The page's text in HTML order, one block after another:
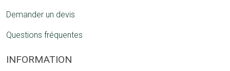
Demander un devis
Questions fréquentes
INFORMATION